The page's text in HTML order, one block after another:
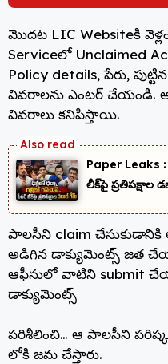
మొదట LIC Websiteకి
Serviceలో Unclaimed
Policy details, పేరు,
వివరాలను ఎంటర్ చేయండి.
వివరాలు కనిపిస్తాయి.
Paper Leaks
లీక్‌పై ప్రతిపక్షాల
పాలసీని claim చేసుకుడానికి
అడిగిన డాక్యుమెంట్స్ జత
ఆఫీసులో వాటిని submit
డాక్యుమెంట్స్
పరిశీలించి… ఆ పాలసీని
లోకి జమ చేస్తారు.